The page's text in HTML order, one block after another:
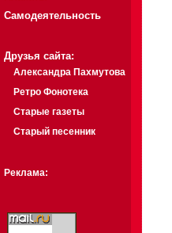
Самодеятельность
Друзья сайта:
Александра Пахмутова
Ретро Фонотека
Старые газеты
Старый песенник
Реклама: